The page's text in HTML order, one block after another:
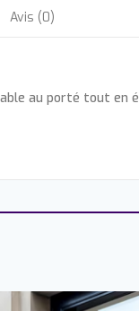
Avis (0)
au porté tout en